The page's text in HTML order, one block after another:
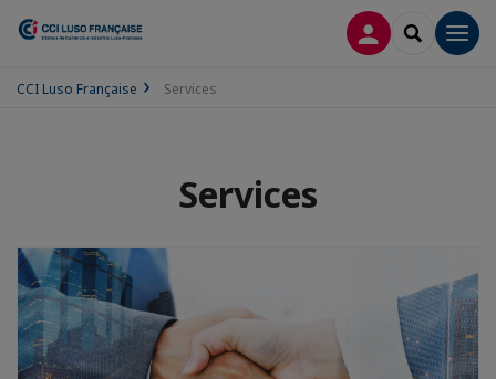
CONNEXION
CCI Luso Française Services
Services